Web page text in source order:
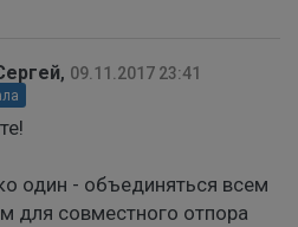
, 09.11.2017 23:41
один - объединяться всем
для совместного отпора